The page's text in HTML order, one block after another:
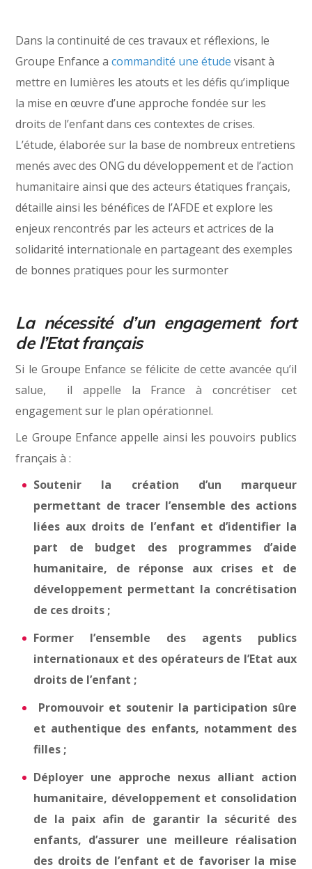
Dans la continuité de ces travaux et réflexions, le
Groupe Enfance acommandité une étude visant à
mettre en lumières les atouts et les défis qu’implique
la mise en œuvre d’une approche fondée sur les
droits de l’enfant dans ces contextes de crises.
L’étude, élaborée sur la base de nombreux entretiens
menés avec des ONG du développement et de l’action
humanitaire ainsi que des acteurs étatiques français,
détaille ainsi les bénéfices de l’AFDE et explore les
enjeux rencontrés par les acteurs et actrices de la
solidarité internationale en partageant des exemples
de bonnes pratiques pour les surmonter
La nécessité d’un engagement fort
de l’Etat français
Si le Groupe Enfance se félicite de cette avancée qu’il
salue, il appelle la France à concrétiser cet
engagement sur le plan opérationnel.
Le Groupe Enfance appelle ainsi les pouvoirs publics
français à :
Soutenir la création d’un marqueur
permettant de tracer l’ensemble des actions
liées aux droits de l’enfant et d’identifier la
part de budget des programmes d’aide
humanitaire, de réponse aux crises et de
développement permettant la concrétisation
de ces droits ;
Former l’ensemble des agents publics
internationaux et des opérateurs de l’Etat aux
droits de l’enfant ;
Promouvoir et soutenir la participation sûre
et authentique des enfants, notamment des
filles ;
Déployer une approche nexus alliant action
humanitaire, développement et consolidation
de la paix afin de garantir la sécurité des
enfants, d’assurer une meilleure réalisation
des droits de l’enfant et de favoriser la mise